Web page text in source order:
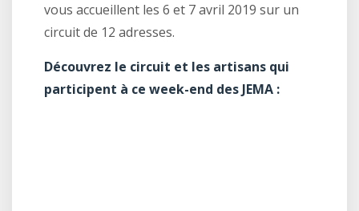
vous accueillent les 6 et 7 avril 2019 sur un
circuit de 12 adresses.
Découvrez le circuit et les artisans qui
participent à ce week-end des JEMA :